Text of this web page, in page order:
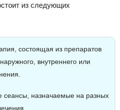
из следующих
состоящая из препаратов
внутреннего или
сеансы, назначаемые на разных